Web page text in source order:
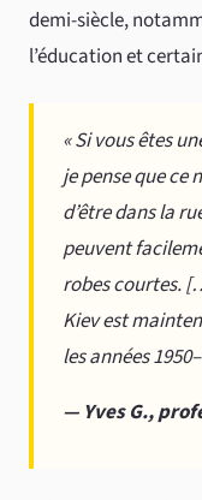
demi-siècle,
l’éducation et
« Si vous êtes
je pense que ce
d’être dans la
peuvent
robes courtes.
Kiev est
les années
— Yves G.,